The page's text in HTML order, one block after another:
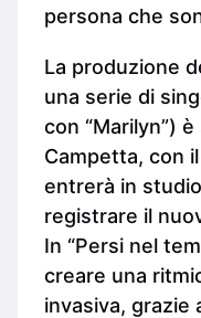
persona che
La produzione
una serie di
con “Marilyn”)
Campetta, con
entrerà in
registrare il
In “Persi nel
creare una
invasiva, grazie